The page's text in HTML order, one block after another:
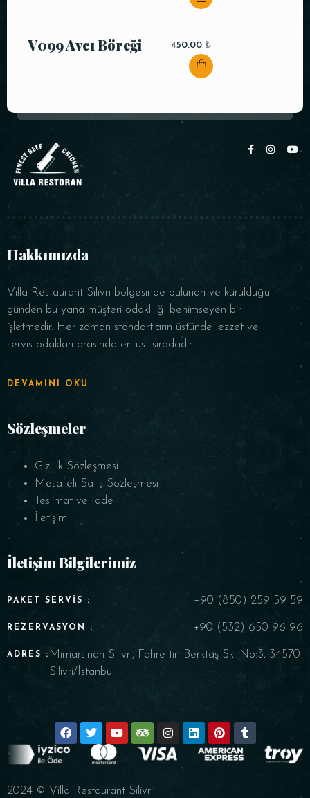
V099 Avcı Böreği 450.00 ₺
Hakkımızda
Villa Restaurant Silivri bölgesinde bulunan ve kurulduğu
günden bu yana müşteri odaklılığı benimseyen bir
işletmedir. Her zaman standartların üstünde lezzet ve
servis odakları arasında en üst sıradadır.
DEVAMINI OKU
Sözleşmeler
Gizlilik Sözleşmesi
Mesafeli Satış Sözleşmesi
Teslimat ve İade
İletişim
İletişim Bilgilerimiz
PAKET SERVIS : +90 (850) 259 59 59
REZERVASYON : +90 (532) 650 96 96
ADRES : Mimarsinan Silivri, Fahrettin Berktaş Sk. No:3, 34570
Silivri/İstanbul
2024 © Villa Restaurant Silivri